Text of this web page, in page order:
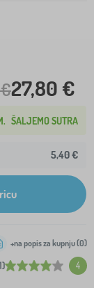
27,80 €
ŠALJEMO SUTRA
5,40 €
4
+na popis za kupnju (0)